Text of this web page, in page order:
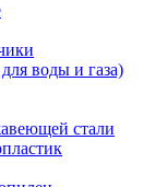
воды и газа)
стали